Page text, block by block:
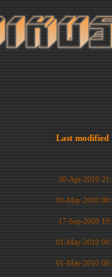
Last modified
30-Apr-2010
01-May-2010
17-Sep-2009
01-May-2010
01-May-2010